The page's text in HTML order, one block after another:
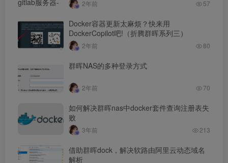
2年前 57
Docker容器更新太麻烦？快来用
DockerCopilot吧!（折腾群晖系列三）
2年前 80
群晖NAS的多种登录方式
2年前 70
如何解决群晖nas中docker套件查询注册表失
败
3年前 213
借助群晖dock，解决软路由阿里云动态域名
解析